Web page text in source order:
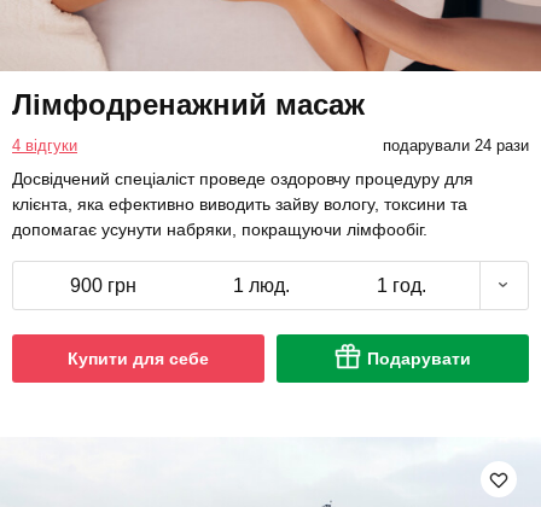
Лімфодренажний масаж
4 відгуки подарували 24 рази
Досвідчений спеціаліст проведе оздоровчу процедуру для
клієнта, яка ефективно виводить зайву вологу, токсини та
допомагає усунути набряки, покращуючи лімфообіг.
900 грн 1 люд. 1 год.
Купити для себе Подарувати